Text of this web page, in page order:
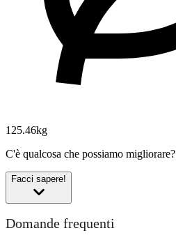
125.46kg
C'è qualcosa che possiamo migliorare?
Facci sapere!
Domande frequenti